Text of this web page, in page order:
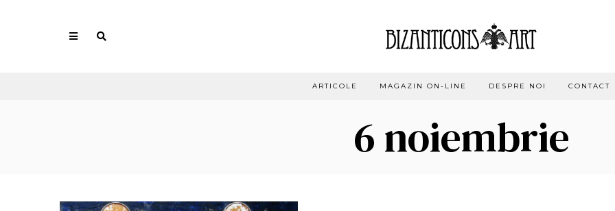
ARTICOLE MAGAZIN ON-LINE DESPRE NOI CONTACT
6 noiembrie